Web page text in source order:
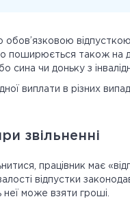
обов’язковою
поширюється також на
сина чи доньку з
виплати в різних
звільненні
працівник має
відпустки
неї може взяти гроші.